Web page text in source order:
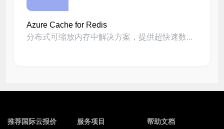
Azure Cache for Redis
分布式可缩放内存中解决方案，提供超快速数...
推荐国际云报价 服务项目 帮助文档